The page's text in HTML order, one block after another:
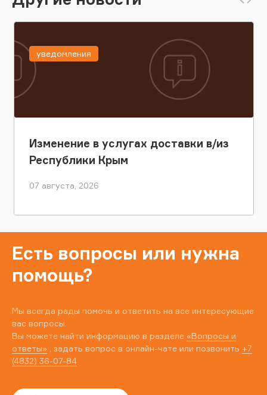
Изменение в услугах доставки в/из
Республики Крым
07 августа, 2026
уведомления
Есть вопросы или нужна
помощь?
Мы всегда рады помочь и ответить на все интересующие
вас вопросы.
Вы можете найти информацию в разделе «Вопросы и
ответы» , задать вопрос в онлайн-чате или позвонить +7
(4832) 36-07-84